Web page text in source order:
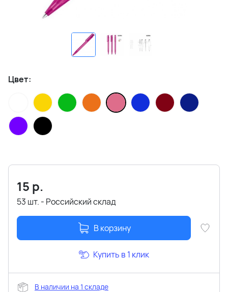
Цвет:
15 р.
53 шт. - Российский склад
В корзину
Купить в 1 клик
В наличии на 1 складе